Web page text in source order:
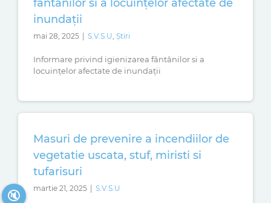
fântânilor si a locuințelor afectate de
inundații
mai 28, 2025 | S.V.S.U Știri
Informare privind igienizarea fântânilor si a
locuințelor afectate de inundații
Masuri de prevenire a incendiilor de
vegetatie uscata, stuf, miristi si
tufarisuri
martie 21, 2025 | S.V.S.U
🔇